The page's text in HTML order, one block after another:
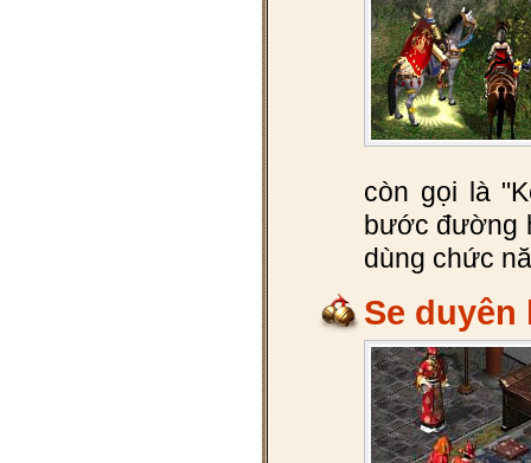
còn gọi là
bước đường
dùng chức
Se duyên